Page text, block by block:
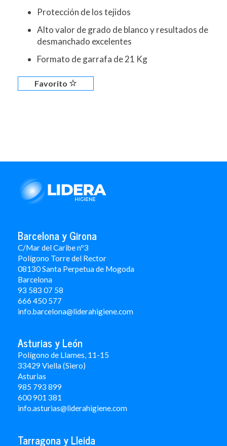
Protección de los tejidos
Alto valor de grado de blanco y resultados de
desmanchado excelentes
Formato de garrafa de 21 Kg
Favorito
Barcelona y Girona
C/Mar del Caribe nº3
Polígono Torre del Rector
08130 Santa Perpetua de Mogoda
Barcelona
93 583 07 58
666 450 577
info.barcelona@liderahigiene.com
Asturias y León
Polígono de Llames, 11-15
33429 Viella (Siero)
Asturias
985 793 899
600 901 381
info.asturias@liderahigiene.com
Tarragona y Lleida